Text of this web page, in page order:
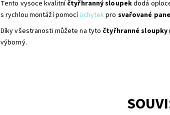
Tento vysoce kvalitníčtyřhranný sloupekdodá
s rychlou montáží pomocíúchytekpro svařované
Díky všestranosti můžete na tyto čtyřhranné sloupky
výborný.